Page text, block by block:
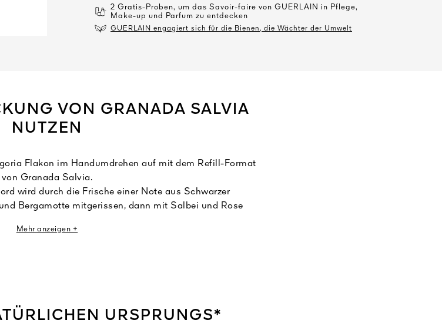
2 Gratis-Proben, um das Savoir-faire von GUERLAIN in Pflege,
Make-up und Parfum zu entdecken
GUERLAIN engagiert sich für die Bienen, die Wächter der Umwelt
VON GRANADA SALVIA
NUTZEN
Flakon im Handumdrehen auf mit dem Refill-Format
von Granada Salvia.
wird durch die Frische einer Note aus Schwarzer
Bergamotte mitgerissen, dann mit Salbei und Rose
Mehr anzeigen +
URSPRUNGS*